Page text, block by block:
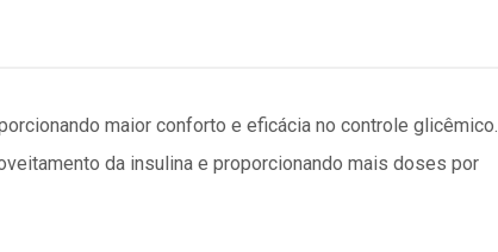
maior conforto e eficácia no controle glicêmico.
da insulina e proporcionando mais doses por